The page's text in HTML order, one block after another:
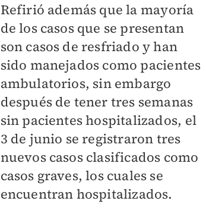
Refirió además que la mayoría
de los casos que se presentan
son casos de resfriado y han
sido manejados como pacientes
ambulatorios, sin embargo
después de tener tres semanas
sin pacientes hospitalizados, el
3 de junio se registraron tres
nuevos casos clasificados como
casos graves, los cuales se
encuentran hospitalizados.